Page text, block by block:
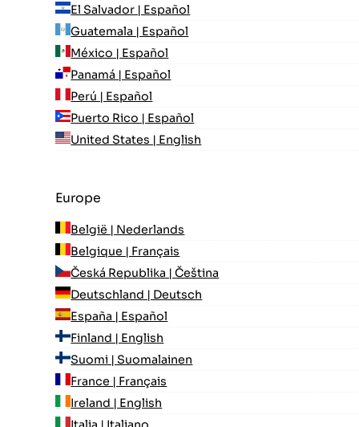
El Salvador | Español
Guatemala | Español
México | Español
Panamá | Español
Perú | Español
Puerto Rico | Español
United States | English
Europe
België | Nederlands
Belgique | Français
Česká Republika | Čeština
Deutschland | Deutsch
España | Español
Finland | English
Suomi | Suomalainen
France | Français
Ireland | English